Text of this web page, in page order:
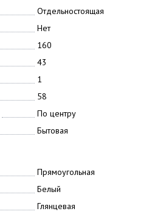
Отдельностоящая
Нет
160
43
1
58
По центру
Бытовая
Прямоугольная
Белый
Глянцевая